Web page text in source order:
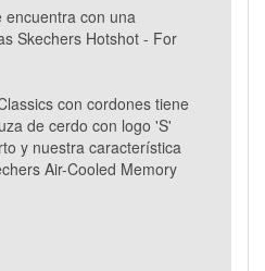
encuentra con una
Skechers Hotshot - For
con cordones tiene
de cerdo con logo 'S'
y nuestra característica
Air-Cooled Memory